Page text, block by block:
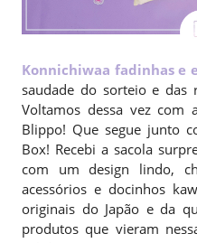
Konnichiwaa fadinhas e
saudade do sorteio e das
Voltamos dessa vez com
Blippo! Que segue junto
Box! Recebi a sacola
com um design lindo,
acessórios e docinhos
originais do Japão e da
produtos que vieram